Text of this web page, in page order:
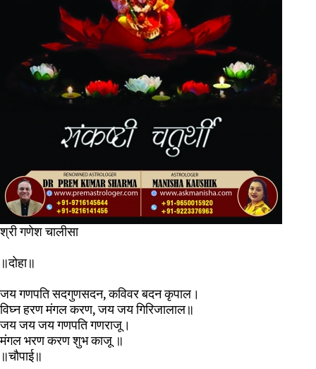
श्री गणेश चालीसा
॥दोहा॥
जय गणपति सदगुणसदन, कविवर बदन कृपाल।
विघ्न हरण मंगल करण, जय जय गिरिजालाल॥
जय जय जय गणपति गणराजू।
मंगल भरण करण शुभ काजू ॥
॥चौपाई॥